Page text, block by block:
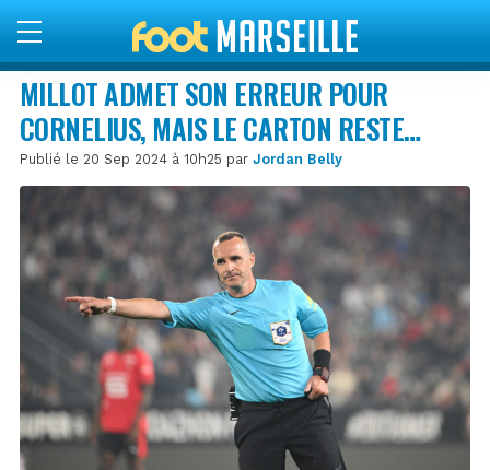
MILLOT ADMET SON ERREUR POUR
CORNELIUS, MAIS LE CARTON RESTE…
Publié le 20 Sep 2024 à 10h25 par Jordan Belly